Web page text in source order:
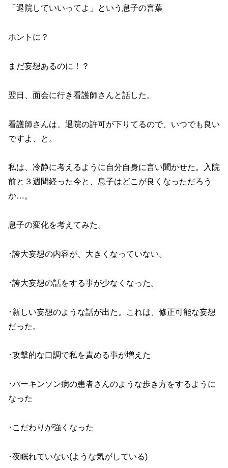
「退院していいってよ」という息子の言葉
ホントに？
まだ妄想あるのに！？
翌日、面会に行き看護師さんと話した。
看護師さんは、退院の許可が下りてるので、いつでも良い
ですよ、と。
私は、冷静に考えるように自分自身に言い聞かせた。入院
前と３週間経った今と、息子はどこが良くなっただろう
か…。
息子の変化を考えてみた。
･誇大妄想の内容が、大きくなっていない。
･誇大妄想の話をする事が少なくなった。
･新しい妄想のような話が出た。これは、修正可能な妄想
だった。
･攻撃的な口調で私を責める事が増えた
･パーキンソン病の患者さんのような歩き方をするように
なった
･こだわりが強くなった
･夜眠れていない(ような気がしている)